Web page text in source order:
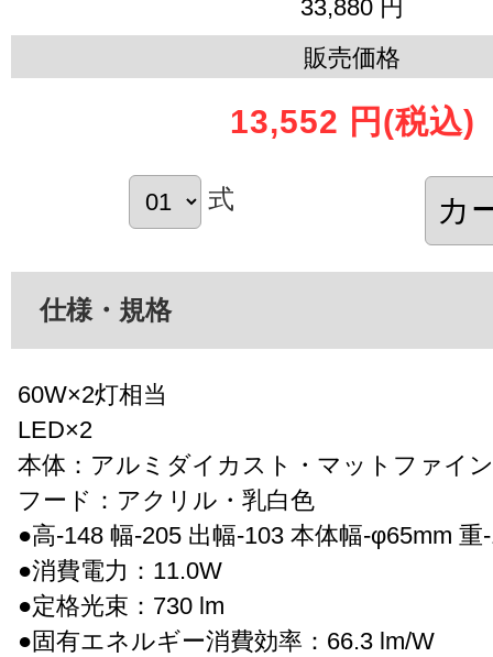
33,880 円
販売価格
13,552 円 (税込)
式
仕様・規格
60W×2灯相当
LED×2
本体：アルミダイカスト・マットファイ
フード：アクリル・乳白色
●高-148 幅-205 出幅-103 本体幅-φ65mm 重
●消費電力：11.0W
●定格光束：730 lm
●固有エネルギー消費効率：66.3 lm/W